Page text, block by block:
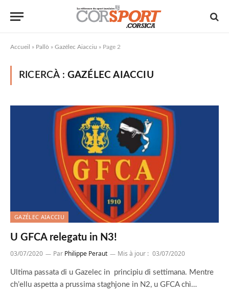
Accueil » Pallò » Gazélec Aiacciu » Page 2
RICERCÀ : GAZÉLEC AIACCIU
GAZÉLEC AIACCIU
U GFCA relegatu in N3!
03/07/2020 Par Philippe Peraut Mis à jour : 03/07/2020
Ultima passata di u Gazelec in principiu di settimana. Mentre
ch’ellu aspetta a prussima staghjone in N2, u GFCA chì…